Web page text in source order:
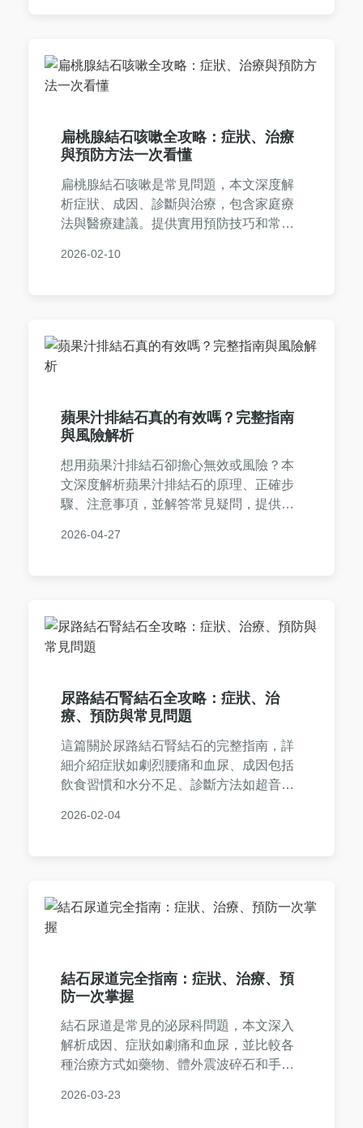
扁桃腺結石咳嗽全攻略：症狀、治療
與預防方法一次看懂
扁桃腺結石咳嗽是常見問題，本文深度解
析症狀、成因、診斷與治療，包含家庭療
法與醫療建議。提供實用預防技巧和常見
內容基於專業知識與個人經驗，語言自然
2026-02-10
蘋果汁排結石真的有效嗎？完整指南
與風險解析
想用蘋果汁排結石卻擔心無效或風險？本
文深度解析蘋果汁排結石的原理、正確步
驟、注意事項，並解答常見疑問，提供實
享、專家觀點，避免迷思，確保健康優
2026-04-27
尿路結石腎結石全攻略：症狀、治
療、預防與常見問題
這篇關於尿路結石腎結石的完整指南，詳
細介紹症狀如劇烈腰痛和血尿、成因包括
飲食習慣和水分不足、診斷方法如超音波
用預防策略。內容涵蓋常見問答，幫助您
2026-02-04
結石尿道完全指南：症狀、治療、預
防一次掌握
結石尿道是常見的泌尿科問題，本文深入
解析成因、症狀如劇痛和血尿，並比較各
種治療方式如藥物、體外震波碎石和手
您從診斷到康復全程掌握，適合所有關注
2026-03-23